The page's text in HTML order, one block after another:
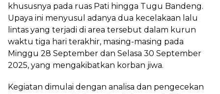
khususnya pada ruas Pati hingga Tugu Bandeng.
Upaya ini menyusul adanya dua kecelakaan lalu
lintas yang terjadi di area tersebut dalam kurun
waktu tiga hari terakhir, masing-masing pada
Minggu 28 September dan Selasa 30 September
2025, yang mengakibatkan korban jiwa.
Kegiatan dimulai dengan analisa dan pengecekan